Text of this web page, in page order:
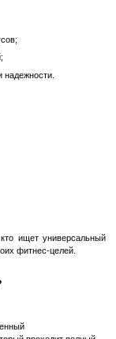
упражнений.
Группами
работать с
программы.
отвечает
труб
лента с
сроком
кг;